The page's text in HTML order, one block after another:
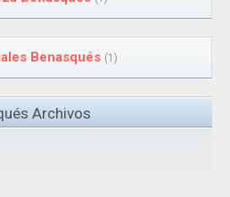
Benasqués (1)
Archivos